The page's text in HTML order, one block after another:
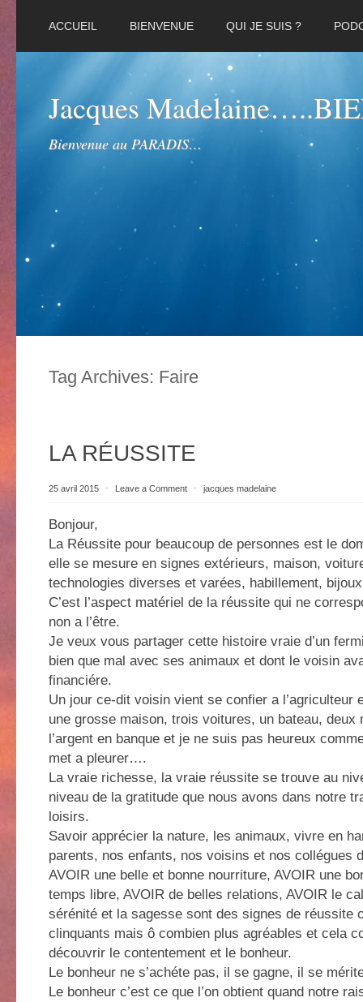
ACCUEIL BIENVENUE QUI JE SUIS ?
Jacques
Bienvenue au PARADIS…
Tag Archives: Faire
LA RÉUSSITE
25 avril 2015 ⋅ Leave a Comment ⋅ jacques madelaine
Bonjour,
La Réussite pour beaucoup de personnes est le
elle se mesure en signes extérieurs, maison,
technologies diverses et varées, habillement,
C’est l’aspect matériel de la réussite qui ne
non a l’être.
Je veux vous partager cette histoire vraie d’un
bien que mal avec ses animaux et dont le voisin
financiére.
Un jour ce-dit voisin vient se confier a l’agriculteur
une grosse maison, trois voitures, un bateau, deux
l’argent en banque et je ne suis pas heureux
met a pleurer….
La vraie richesse, la vraie réussite se trouve au
niveau de la gratitude que nous avons dans notre
loisirs.
Savoir apprécier la nature, les animaux, vivre en
parents, nos enfants, nos voisins et nos collégues
AVOIR une belle et bonne nourriture, AVOIR une
temps libre, AVOIR de belles relations, AVOIR le
sérénité et la sagesse sont des signes de réussite
clinquants mais ô combien plus agréables et cela
découvrir le contentement et le bonheur.
Le bonheur ne s’achéte pas, il se gagne, il se
Le bonheur c’est ce que l’on obtient quand notre